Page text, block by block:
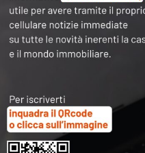
Articoli collegati